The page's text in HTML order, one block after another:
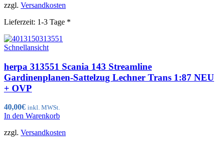
zzgl. Versandkosten
Lieferzeit: 1-3 Tage *
Schnellansicht
herpa 313551 Scania 143 Streamline
Gardinenplanen-Sattelzug Lechner Trans 1:87 NEU
+ OVP
40,00€ inkl. MWSt.
In den Warenkorb
zzgl. Versandkosten